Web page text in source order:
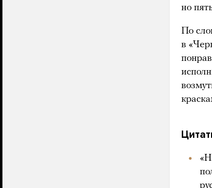
но
По
в